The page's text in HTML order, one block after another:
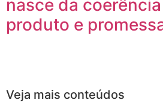
nasce da
produto e
Veja mais conteúdos